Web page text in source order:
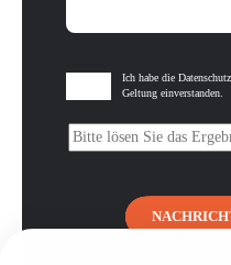
Ich habe die
Geltung einverstanden.